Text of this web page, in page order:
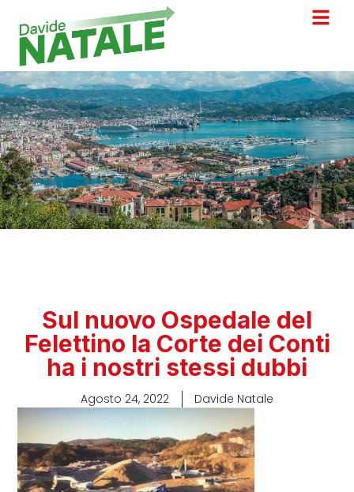
Sul nuovo Ospedale del
Felettino la Corte dei Conti
ha i nostri stessi dubbi
Agosto 24, 2022 Davide Natale